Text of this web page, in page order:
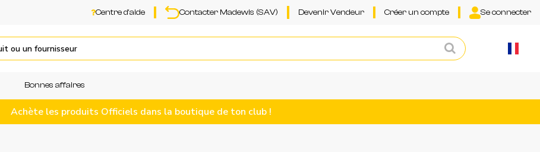
Centre d'aide Contacter Madewis (SAV) Devenir Vendeur Créer un compte Se connecter
Bonnes affaires
Achète les produits Officiels dans la boutique de ton club !